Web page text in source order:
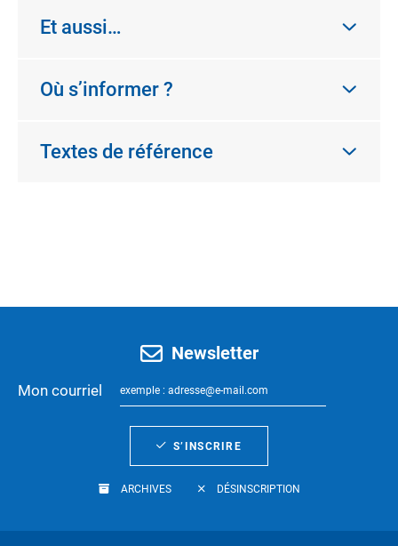
Et aussi…
Où s’informer ?
Textes de référence
Newsletter
Mon courriel
S’INSCRIRE
ARCHIVES DÉSINSCRIPTION